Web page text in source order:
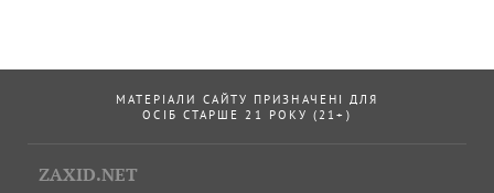
МАТЕРІАЛИ САЙТУ ПРИЗНАЧЕНІ ДЛЯ
ОСІБ СТАРШЕ 21 РОКУ (21+)
ZAXID.NET